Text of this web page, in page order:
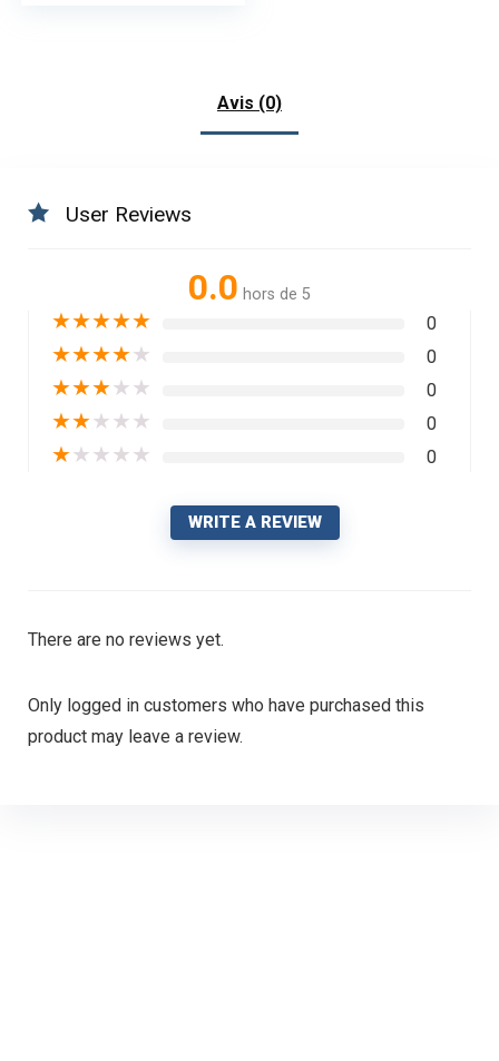
Avis (0)
User Reviews
0.0 hors de 5
★★★★★ 0
★★★★★ 0
★★★★★ 0
★★★★★ 0
★★★★★ 0
WRITE A REVIEW
There are no reviews yet.
Only logged in customers who have purchased this
product may leave a review.